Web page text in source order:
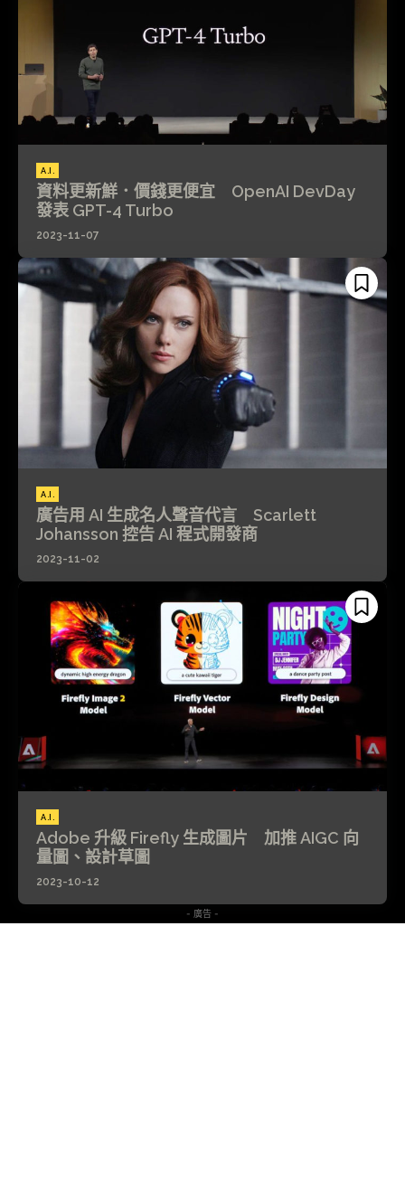
A.I.
資料更新鮮．價錢更便宜 OpenAI DevDay
發表 GPT-4 Turbo
2023-11-07
A.I.
廣告用 AI 生成名人聲音代言 Scarlett
Johansson 控告 AI 程式開發商
2023-11-02
A.I.
Adobe 升級 Firefly 生成圖片 加推 AIGC 向
量圖、設計草圖
2023-10-12
- 廣告 -